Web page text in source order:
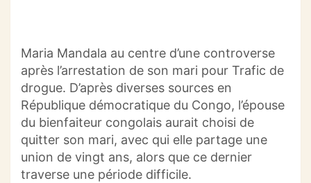
Maria Mandala au centre d’une controverse
après l’arrestation de son mari pour Trafic de
drogue. D’après diverses sources en
République démocratique du Congo, l’épouse
du bienfaiteur congolais aurait choisi de
quitter son mari, avec qui elle partage une
union de vingt ans, alors que ce dernier
traverse une période difficile.